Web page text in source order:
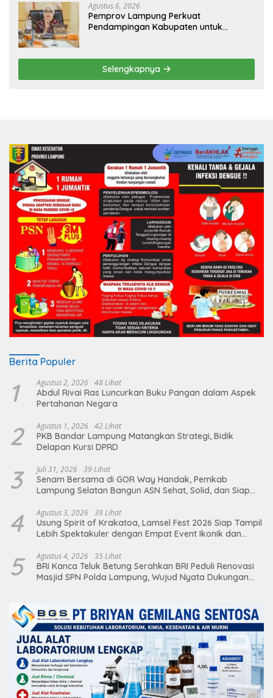
Agustus 6, 2026
Pemprov Lampung Perkuat
Pendampingan Kabupaten untuk
Selengkapnya
Berita Populer
1 Agustus 2, 2026 48 Lihat
Abdul Rivai Ras Luncurkan Buku Pangan dalam Aspek
Pertahanan Negara
2 Agustus 1, 2026 42 Lihat
PKB Bandar Lampung Matangkan Strategi, Bidik
Delapan Kursi DPRD
3 Juli 31, 2026 39 Lihat
Senam Bersama di GOR Way Handak, Pemkab
Lampung Selatan Bangun ASN Sehat, Solid, dan Siap
4 Agustus 3, 2026 39 Lihat
Usung Spirit of Krakatoa, Lamsel Fest 2026 Siap Tampil
Lebih Spektakuler dengan Empat Event Ikonik dan
5 Agustus 4, 2026 35 Lihat
BRI Kanca Teluk Betung Serahkan BRI Peduli Renovasi
Masjid SPN Polda Lampung, Wujud Nyata Dukungan